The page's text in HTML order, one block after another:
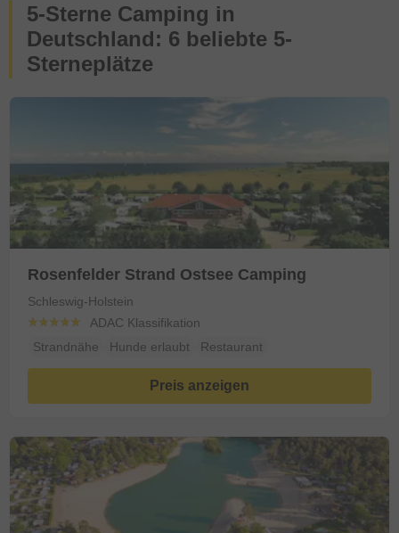
5-Sterne Camping in
Deutschland: 6 beliebte 5-
Sterneplätze
Rosenfelder Strand Ostsee Camping
Schleswig-Holstein
ADAC Klassifikation
Strandnähe
Hunde erlaubt Restaurant
Preis anzeigen